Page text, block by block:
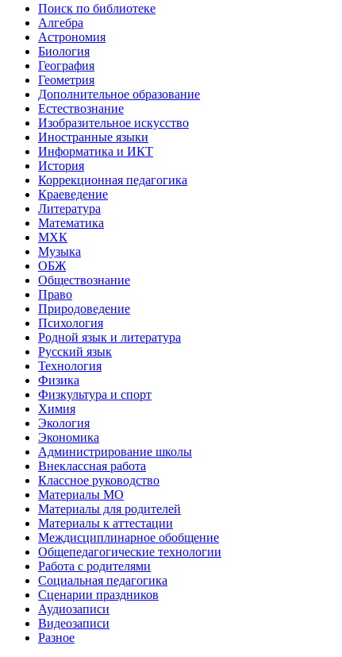
Поиск по библиотеке
Алгебра
Астрономия
Биология
География
Геометрия
Дополнительное образование
Естествознание
Изобразительное искусство
Иностранные языки
Информатика и ИКТ
История
Коррекционная педагогика
Краеведение
Литература
Математика
МХК
Музыка
ОБЖ
Обществознание
Право
Природоведение
Психология
Родной язык и литература
Русский язык
Технология
Физика
Физкультура и спорт
Химия
Экология
Экономика
Администрирование школы
Внеклассная работа
Классное руководство
Материалы МО
Материалы для родителей
Материалы к аттестации
Междисциплинарное обобщение
Общепедагогические технологии
Работа с родителями
Социальная педагогика
Сценарии праздников
Аудиозаписи
Видеозаписи
Разное